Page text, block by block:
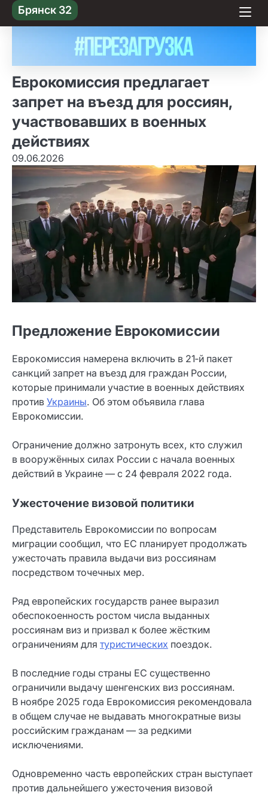
Skip
to content
Брянск 32
Еврокомиссия предлагает
запрет на въезд для россиян,
участвовавших в военных
действиях
09.06.2026
Предложение Еврокомиссии
Еврокомиссия намерена включить в 21‑й пакет
санкций запрет на въезд для граждан России,
которые принимали участие в военных действиях
против Украины. Об этом объявила глава
Еврокомиссии.
Ограничение должно затронуть всех, кто служил
в вооружённых силах России с начала военных
действий в Украине — с 24 февраля 2022 года.
Ужесточение визовой политики
Представитель Еврокомиссии по вопросам
миграции сообщил, что ЕС планирует продолжать
ужесточать правила выдачи виз россиянам
посредством точечных мер.
Ряд европейских государств ранее выразил
обеспокоенность ростом числа выданных
россиянам виз и призвал к более жёстким
ограничениям для туристических поездок.
В последние годы страны ЕС существенно
ограничили выдачу шенгенских виз россиянам.
В ноябре 2025 года Еврокомиссия рекомендовала
в общем случае не выдавать многократные визы
российским гражданам — за редкими
исключениями.
Одновременно часть европейских стран выступает
против дальнейшего ужесточения визовой